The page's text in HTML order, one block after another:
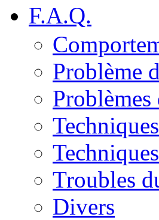
F.A.Q.
Problème
Troubles
Divers